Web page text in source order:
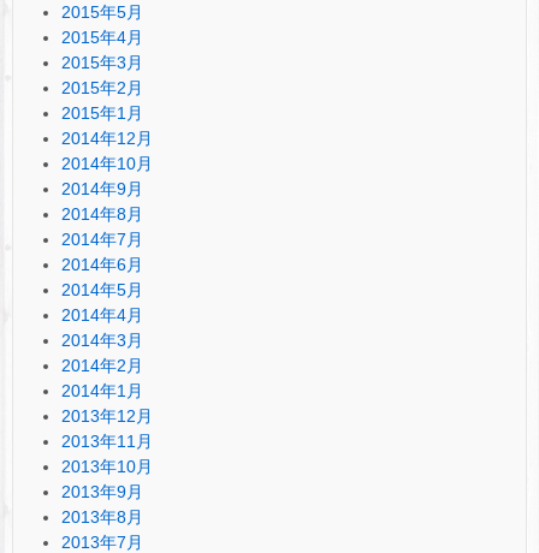
2015年5月
2015年4月
2015年3月
2015年2月
2015年1月
2014年12月
2014年10月
2014年9月
2014年8月
2014年7月
2014年6月
2014年5月
2014年4月
2014年3月
2014年2月
2014年1月
2013年12月
2013年11月
2013年10月
2013年9月
2013年8月
2013年7月